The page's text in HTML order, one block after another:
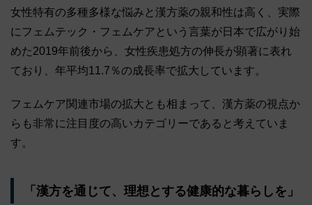
女性特有の多種多様な悩みと漢方薬の親和性は高く、実際
にフェムテック・フェムケアという言葉が日本で広がり始
めた2019年前後から、女性疾患処方の伸長が顕著に表れ
ており、年平均11.7％の成長率で拡大しています。
フェムケア関連市場の拡大とも相まって、漢方薬の視点か
らも非常に注目度の高いカテゴリーであると考えていま
す。
「漢方を通じて、理想とする健康的な暮らしを」